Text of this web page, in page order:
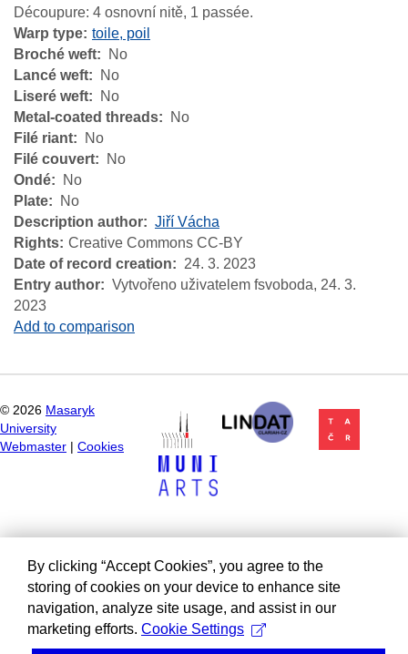
Découpure: 4 osnovní nitě, 1 passée.
Warp type toile, poil
Broché weft
No
Lancé weft
No
Liseré weft
No
Metal-coated threads
No
Filé riant
No
Filé couvert
No
Ondé
No
Plate
No
Description author
Jiří Vácha
Rights Creative Commons CC-BY
Date of record creation
24. 3. 2023
Entry author
Vytvořeno uživatelem fsvoboda, 24. 3.
2023
Add to comparison
© 2026 Masaryk
University
Webmaster
Cookies
By clicking “Accept Cookies”, you agree to the
storing of cookies on your device to enhance site
navigation, analyze site usage, and assist in our
marketing efforts. Cookie Settings